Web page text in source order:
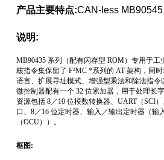
产品主要特点:CAN-less MB90545
说明:
MB90435 系列（配有闪存型 ROM）专用于工
核指令集保留了 F²MC *系列的 AT 架构，同
语言、扩展寻址模式、增强型乘法和除法指
微控制器配有一个 32 位累加器，用于处理长
资源包括 8／10 位模数转换器、UART（SCI
口、8／16 位定时器、输入／输出定时器（输
（OCU））。
框图: